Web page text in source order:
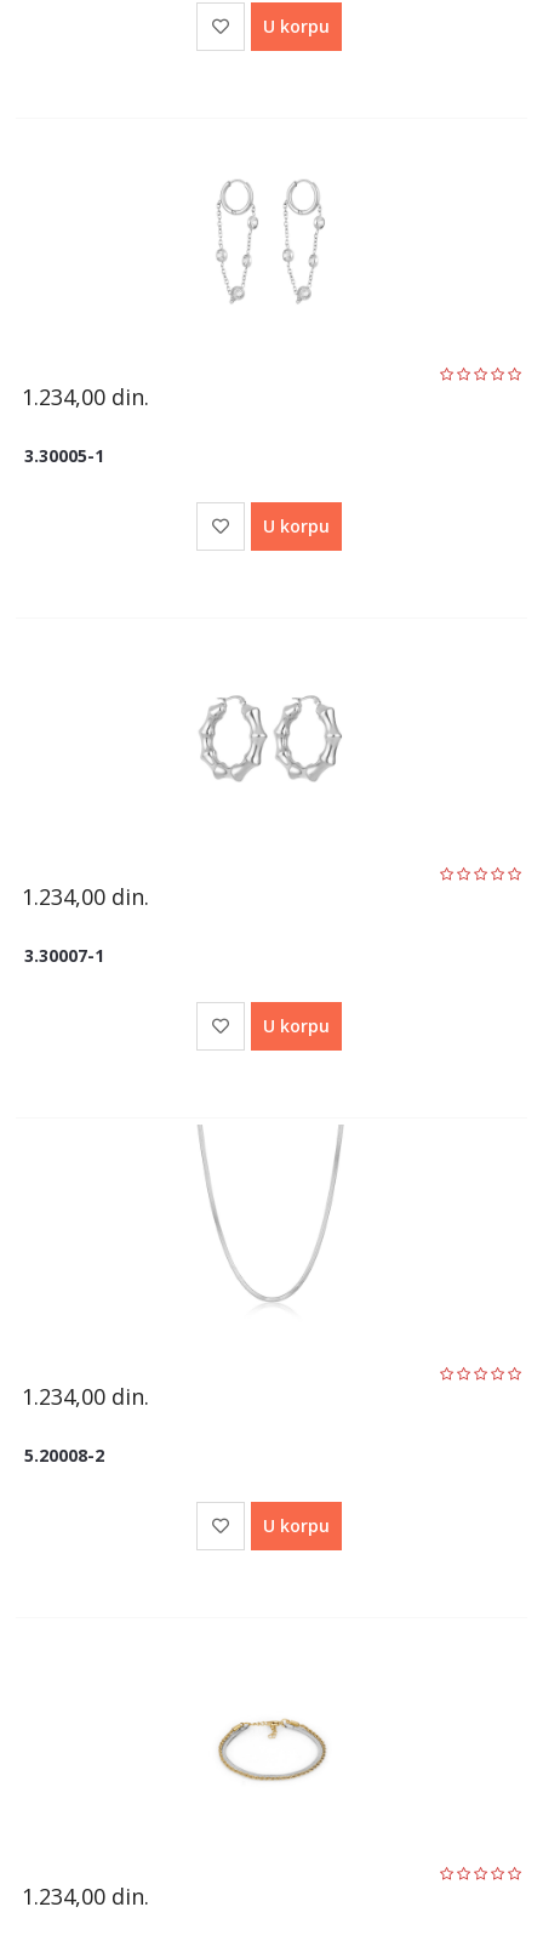
U korpu
1.234,00 din.
3.30005-1
U korpu
1.234,00 din.
3.30007-1
U korpu
1.234,00 din.
5.20008-2
U korpu
1.234,00 din.